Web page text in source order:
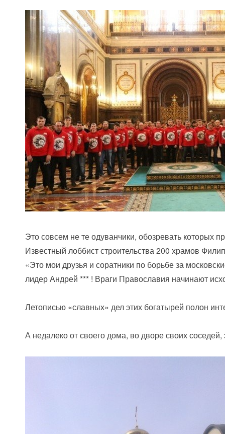
Это совсем не те одуванчики, обозревать
Известный лоббист строительства 200 храмов
«Это мои друзья и соратники по борьбе за
лидер Андрей *** ! Враги Православия начинают
Летописью «славных» дел этих богатырей полон
А недалеко от своего дома, во дворе своих